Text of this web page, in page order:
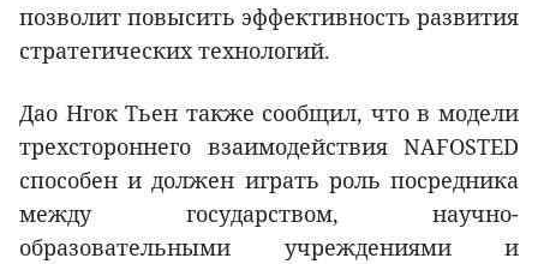
позволит повысить эффективность развития
стратегических технологий.
Дао Нгок Тьен также сообщил, что в модели
трехстороннего взаимодействия NAFOSTED
способен и должен играть роль посредника
между государством, научно-
образовательными учреждениями и